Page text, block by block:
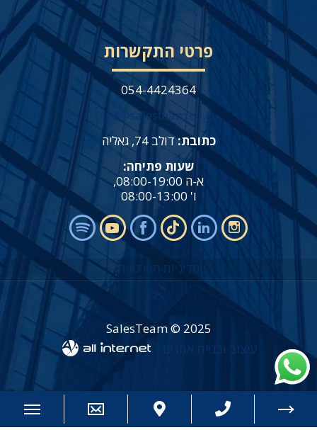
פרטי התקשרות
054-4424364
gil@salesteam.co.il
כתובת:דולב 74, גאליה
שעות פתיחה:
א-ה 08:00-19:00,
ו' 08:00-13:00
מדיניות הפרטיות
SalesTeam © 2025
עיצוב ובניית אתרים -